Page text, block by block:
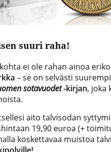
suuri raha!
ei ole rahan ainoa
– se on selvästi
sotavuodet-kirjan, joka
aito talvisodan
19,90 euroa (+
koskettavaa muistoa